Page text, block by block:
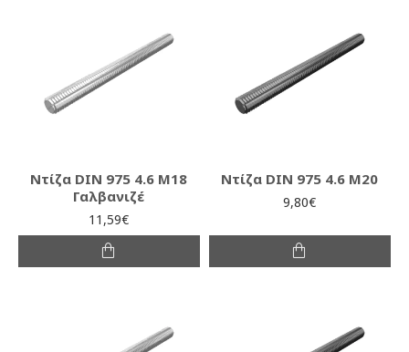
Ντίζα DIN 975 4.6 M18
Γαλβανιζέ
11,59€
Ντίζα DIN 975 4.6 M20
9,80€